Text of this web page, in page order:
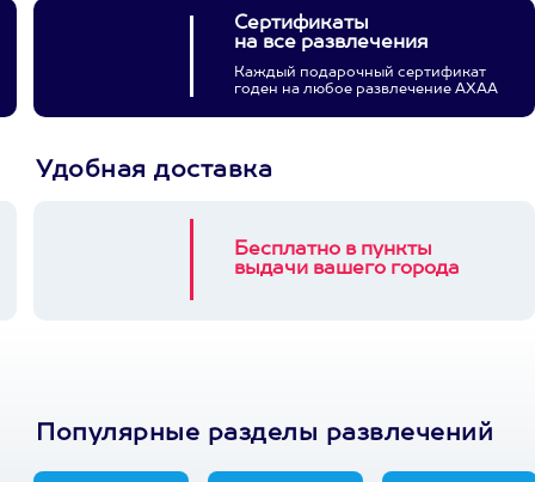
Сертификаты
на все развлечения
Каждый подарочный сертификат
годен на любое развлечение АХАА
Удобная доставка
Бесплатно в пункты
выдачи вашего города
Популярные разделы развлечений